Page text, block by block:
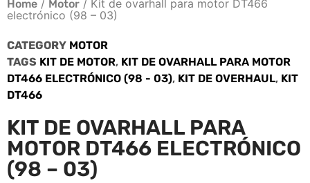
Home / Motor / Kit de ovarhall para motor DT466
electrónico (98 – 03)
CATEGORY MOTOR
TAGS KIT DE MOTOR, KIT DE OVARHALL PARA MOTOR
DT466 ELECTRÓNICO (98 - 03), KIT DE OVERHAUL, KIT
DT466
KIT DE OVARHALL PARA
MOTOR DT466 ELECTRÓNICO
(98 – 03)